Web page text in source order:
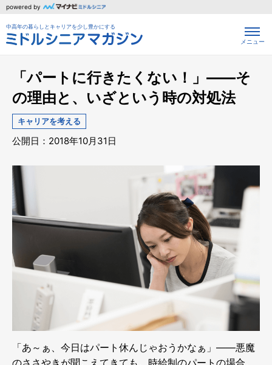
powered by
中高年の暮らしとキャリアを少し豊かにする
メニュー
「パートに行きたくない！」――そ
の理由と、いざという時の対処法
キャリアを考える
公開日：2018年10月31日
「あ～ぁ、今日はパート休んじゃおうかなぁ」――悪魔
のささやきが聞こえてきても、時給制のパートの場合、